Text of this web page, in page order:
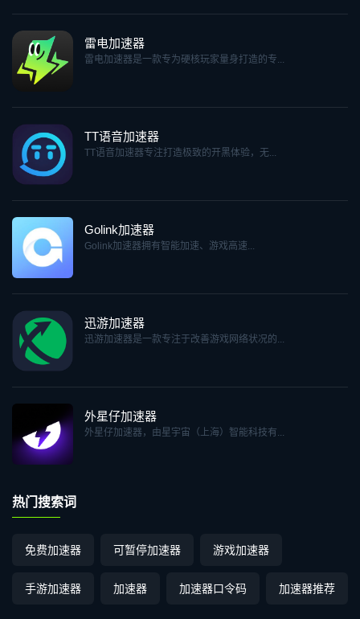
雷电加速器
雷电加速器是一款专为硬核玩家量身打造的专...
TT语音加速器
TT语音加速器专注打造极致的开黑体验，无...
Golink加速器
Golink加速器拥有智能加速、游戏高速...
迅游加速器
迅游加速器是一款专注于改善游戏网络状况的...
外星仔加速器
外星仔加速器，由星宇宙（上海）智能科技有...
热门搜索词
免费加速器 可暂停加速器 游戏加速器
手游加速器 加速器 加速器口令码 加速器推荐